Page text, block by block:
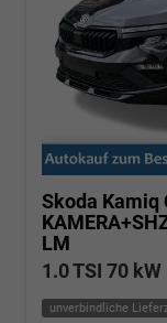
Skoda Kamiq
LM
1.0 TSI 70
unverbindliche